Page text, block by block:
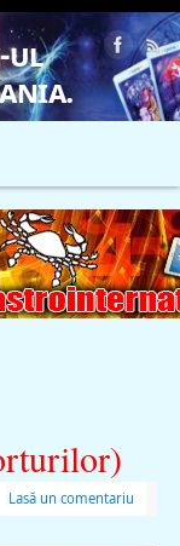
ul
Lasă un comentariu